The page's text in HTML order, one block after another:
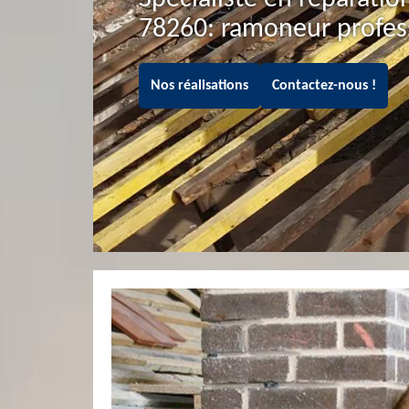
78260: ramoneur
Nos réalisations Contactez-nous !